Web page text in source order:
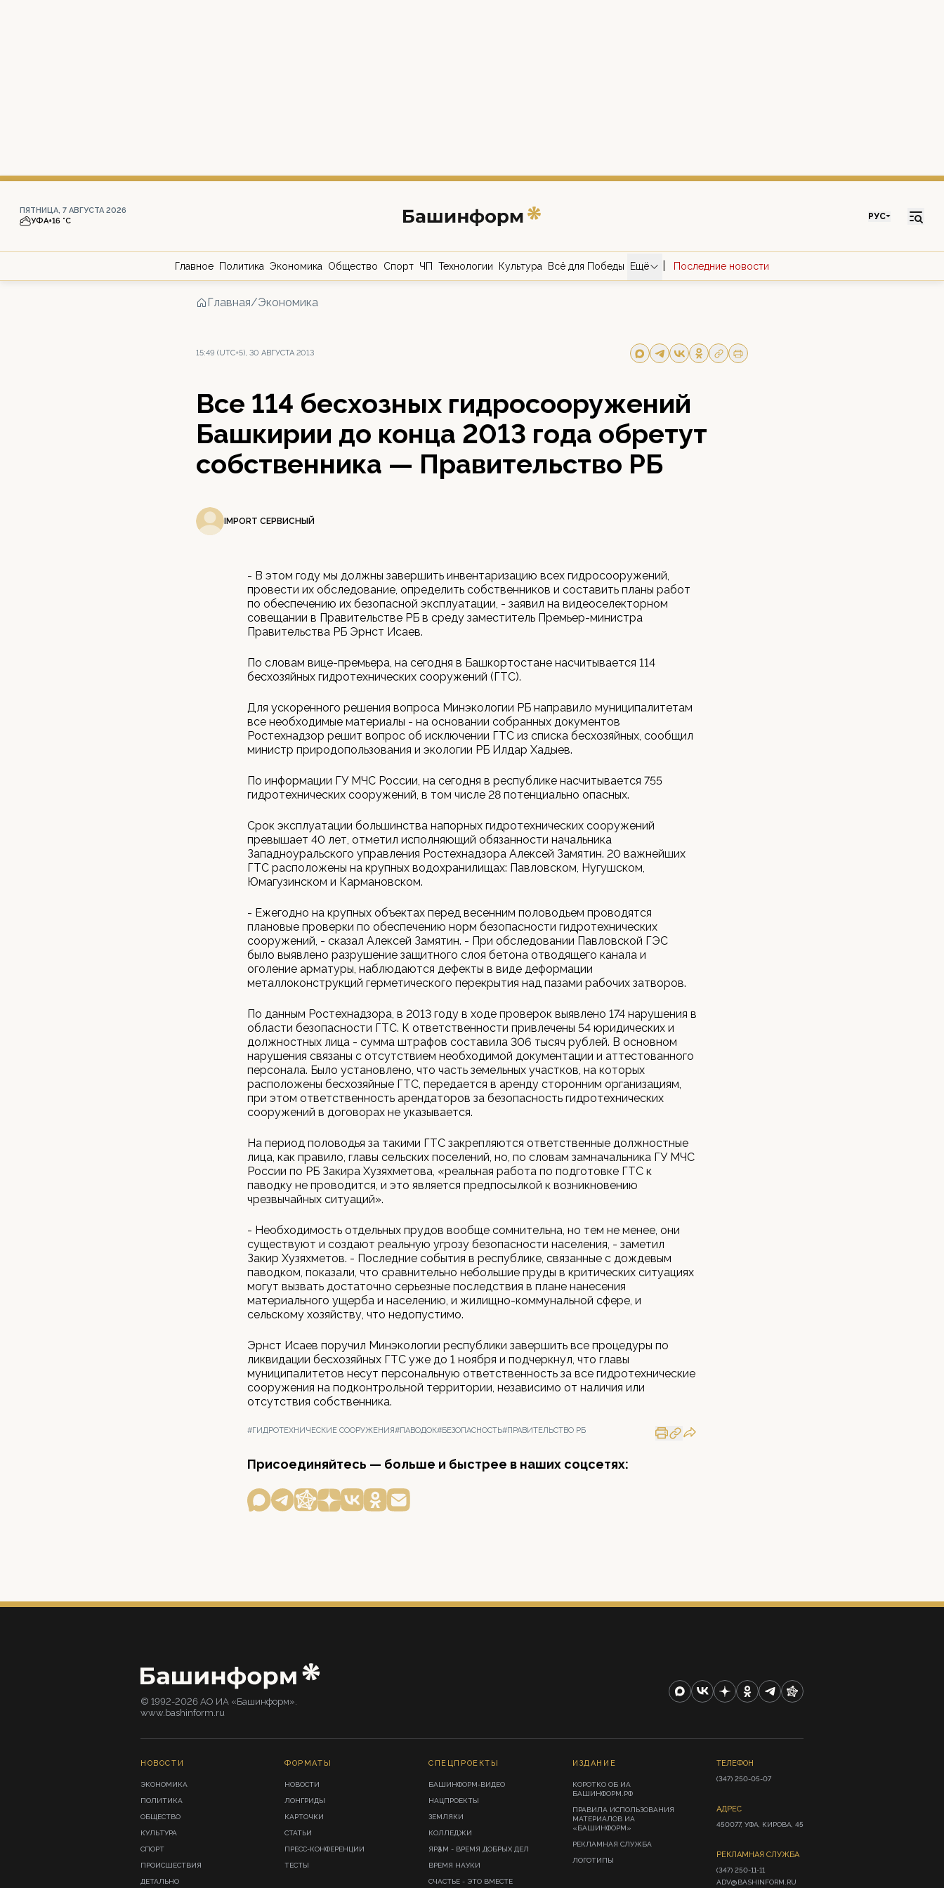
ПЯТНИЦА, 7 АВГУСТА 2026
УФА+16 °С РУС
Главное Политика Экономика Общество Спорт ЧП Технологии Культура Всё для Победы Ещё Последние новости
Главная/Экономика
15:49 (UTC+5), 30 АВГУСТА 2013
Все 114 бесхозных гидросооружений
Башкирии до конца 2013 года обретут
собственника — Правительство РБ
IMPORT СЕРВИСНЫЙ
- В этом году мы должны завершить инвентаризацию всех гидросооружений,
провести их обследование, определить собственников и составить планы работ
по обеспечению их безопасной эксплуатации, - заявил на видеоселекторном
совещании в Правительстве РБ в среду заместитель Премьер-министра
Правительства РБ Эрнст Исаев.
По словам вице-премьера, на сегодня в Башкортостане насчитывается 114
бесхозяйных гидротехнических сооружений (ГТС).
Для ускоренного решения вопроса Минэкологии РБ направило муниципалитетам
все необходимые материалы - на основании собранных документов
Ростехнадзор решит вопрос об исключении ГТС из списка бесхозяйных, сообщил
министр природопользования и экологии РБ Илдар Хадыев.
По информации ГУ МЧС России, на сегодня в республике насчитывается 755
гидротехнических сооружений, в том числе 28 потенциально опасных.
Срок эксплуатации большинства напорных гидротехнических сооружений
превышает 40 лет, отметил исполняющий обязанности начальника
Западноуральского управления Ростехнадзора Алексей Замятин. 20 важнейших
ГТС расположены на крупных водохранилищах: Павловском, Нугушском,
Юмагузинском и Кармановском.
- Ежегодно на крупных объектах перед весенним половодьем проводятся
плановые проверки по обеспечению норм безопасности гидротехнических
сооружений, - сказал Алексей Замятин. - При обследовании Павловской ГЭС
было выявлено разрушение защитного слоя бетона отводящего канала и
оголение арматуры, наблюдаются дефекты в виде деформации
металлоконструкций герметического перекрытия над пазами рабочих затворов.
По данным Ростехнадзора, в 2013 году в ходе проверок выявлено 174 нарушения в
области безопасности ГТС. К ответственности привлечены 54 юридических и
должностных лица - сумма штрафов составила 306 тысяч рублей. В основном
нарушения связаны с отсутствием необходимой документации и аттестованного
персонала. Было установлено, что часть земельных участков, на которых
расположены бесхозяйные ГТС, передается в аренду сторонним организациям,
при этом ответственность арендаторов за безопасность гидротехнических
сооружений в договорах не указывается.
На период половодья за такими ГТС закрепляются ответственные должностные
лица, как правило, главы сельских поселений, но, по словам замначальника ГУ МЧС
России по РБ Закира Хузяхметова, «реальная работа по подготовке ГТС к
паводку не проводится, и это является предпосылкой к возникновению
чрезвычайных ситуаций».
- Необходимость отдельных прудов вообще сомнительна, но тем не менее, они
существуют и создают реальную угрозу безопасности населения, - заметил
Закир Хузяхметов. - Последние события в республике, связанные с дождевым
паводком, показали, что сравнительно небольшие пруды в критических ситуациях
могут вызвать достаточно серьезные последствия в плане нанесения
материального ущерба и населению, и жилищно-коммунальной сфере, и
сельскому хозяйству, что недопустимо.
Эрнст Исаев поручил Минэкологии республики завершить все процедуры по
ликвидации бесхозяйных ГТС уже до 1 ноября и подчеркнул, что главы
муниципалитетов несут персональную ответственность за все гидротехнические
сооружения на подконтрольной территории, независимо от наличия или
отсутствия собственника.
#ГИДРОТЕХНИЧЕСКИЕ СООРУЖЕНИЯ#ПАВОДОК#БЕЗОПАСНОСТЬ#ПРАВИТЕЛЬСТВО РБ
Присоединяйтесь — больше и быстрее в наших соцсетях:
© 1992-2026 АО ИА «Башинформ».
www.bashinform.ru
НОВОСТИ
ЭКОНОМИКА
ПОЛИТИКА
ОБЩЕСТВО
КУЛЬТУРА
СПОРТ
ПРОИСШЕСТВИЯ
ДЕТАЛЬНО
ФОРМАТЫ
НОВОСТИ
ЛОНГРИДЫ
КАРТОЧКИ
СТАТЬИ
ПРЕСС-КОНФЕРЕНЦИИ
ТЕСТЫ
СПЕЦПРОЕКТЫ
БАШИНФОРМ-ВИДЕО
НАЦПРОЕКТЫ
ЗЕМЛЯКИ
КОЛЛЕДЖИ
ЯРҘАМ - ВРЕМЯ ДОБРЫХ ДЕЛ
ВРЕМЯ НАУКИ
СЧАСТЬЕ - ЭТО ВМЕСТЕ
ИЗДАНИЕ
КОРОТКО ОБ ИА
БАШИНФОРМ.РФ
ПРАВИЛА ИСПОЛЬЗОВАНИЯ
МАТЕРИАЛОВ ИА
«БАШИНФОРМ»
РЕКЛАМНАЯ СЛУЖБА
ЛОГОТИПЫ
ТЕЛЕФОН
(347) 250-05-07
АДРЕС
450077, УФА, КИРОВА, 45
РЕКЛАМНАЯ СЛУЖБА
(347) 250-11-11
ADV@BASHINFORM.RU